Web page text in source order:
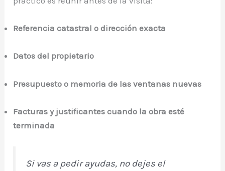
Referencia catastral o dirección exacta
Datos del propietario
Presupuesto o memoria de las ventanas nuevas
Facturas y justificantes cuando la obra esté
terminada
Si vas a pedir ayudas, no dejes el